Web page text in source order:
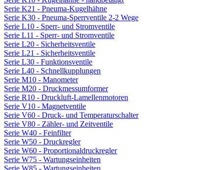
Serie K21 - Pneuma-Kugelhähne
Serie K30 - Pneuma-Sperrventile 2-2 Wege
Serie L10 - Sperr- und Stromventile
Serie L11 - Sperr- und Stromventile
Serie L20 - Sicherheitsventile
Serie L21 - Sicherheitsventile
Serie L30 - Funktionsventile
Serie L40 - Schnellkupplungen
Serie M10 - Manometer
Serie M20 - Druckmessumformer
Serie R10 - Druckluft-Lamellenmotoren
Serie V10 - Magnetventile
Serie V60 - Druck- und Temperaturschalter
Serie V80 - Zähler- und Zeitventile
Serie W40 - Feinfilter
Serie W50 - Druckregler
Serie W60 - Proportionaldruckregler
Serie W75 - Wartungseinheiten